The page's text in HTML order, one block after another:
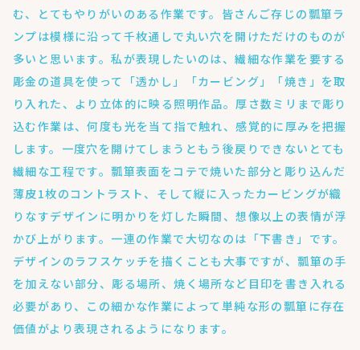
む、とてもやりがいのある作業です。皆さんご存じの瓢箪ラ
ンプは模様に沿って千枚通しで丸い穴を開けただけのものが
多いと思います。私が表現したいのは、繊細な作業を要する
彫金の道具を使って「透かし」「カービング」「焼き」を取
り入れた、より立体的に映る照明作品。厚さ数ミリまで彫り
込む作業は、何度も光を当て指で触れ、感覚的に厚みを把握
します。一度穴を開けてしまうともう後戻りできないとても
繊細な工程です。瓢箪表面をコテで焼いた部分と彫り込んだ
薄皮1枚のコントラスト、そして縦に入ったカービングが織
りなすデザインに明かりを灯した瞬間、想像以上の表情が浮
かび上がります。一連の作業で大切なのは「下書き」です。
デザインのラフスケッチを描くことも大事ですが、瓢箪の手
を加えない部分、彫る場所、焼く場所など目印を書き入れる
必要があり、この細かな作業によって単純な形の瓢箪に存在
価値がより表現されるようになります。